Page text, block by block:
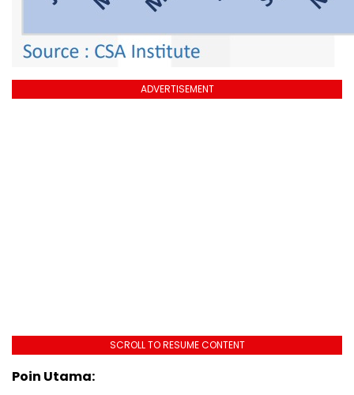
ADVERTISEMENT
SCROLL TO RESUME CONTENT
Poin Utama: